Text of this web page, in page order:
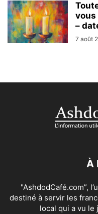
vous
–
7 août
À
"AshdodCafé.com”,
destiné à servir les
local qui a vu le